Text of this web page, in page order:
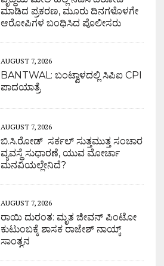
ಮಾಡಿದ ಪ್ರಕರಣ, ಮೂರು ದಿನಗಳೊಳಗೇ
ಆರೋಪಿಗಳ ಬಂಧಿಸಿದ ಪೊಲೀಸರು
AUGUST 7, 2026
BANTWAL: ಬಂಟ್ವಾಳದಲ್ಲಿ ಸಿಪಿಐ CPI
ಪಾದಯಾತ್ರೆ
AUGUST 7, 2026
ಬಿ.ಸಿ.ರೋಡ್ ಸರ್ಕಲ್ ಸುತ್ತಮುತ್ತ ಸಂಚಾರ
ವ್ಯವಸ್ಥೆ ಸುಧಾರಣೆ, ಯುವ ಮೋರ್ಚಾ
ಮನವಿಯಲ್ಲೇನಿದೆ?
AUGUST 7, 2026
ರಾಯಿ ದುರಂತ: ಮೃತ ಜೀವನ್ ಪಿಂಟೋ
ಕುಟುಂಬಕ್ಕೆ ಶಾಸಕ ರಾಜೇಶ್ ನಾಯ್ಕ್
ಸಾಂತ್ವನ